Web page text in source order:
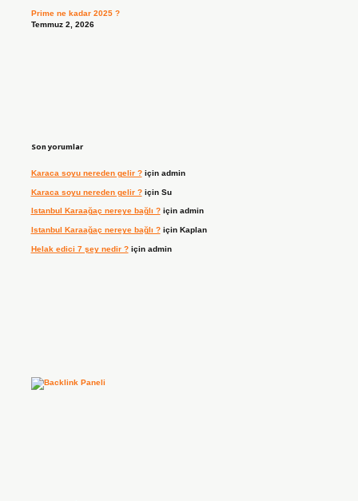
Prime ne kadar 2025 ?
Temmuz 2, 2026
Son yorumlar
Karaca soyu nereden gelir ?için admin
Karaca soyu nereden gelir ?için Su
Istanbul Karaağaç nereye bağlı ?için admin
Istanbul Karaağaç nereye bağlı ?için Kaplan
Helak edici 7 şey nedir ?için admin